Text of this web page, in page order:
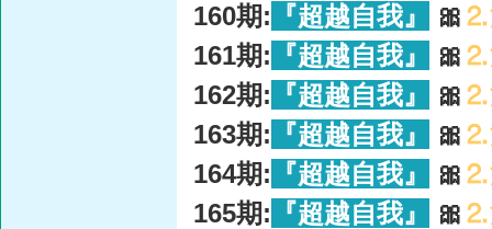
160期: 『超越自我』 🎀 ⒉
161期: 『超越自我』 🎀 ⒉
162期: 『超越自我』 🎀 ⒉
163期: 『超越自我』 🎀 ⒉
164期: 『超越自我』 🎀 ⒉
165期: 『超越自我』 🎀 ⒉